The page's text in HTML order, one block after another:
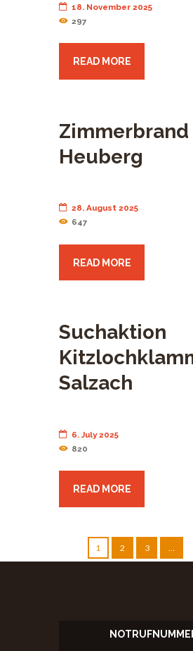
18. November 2025
297
READ MORE
Zimmerbrand
Heuberg
28. August 2025
647
READ MORE
Suchaktion
Salzach
6. July 2025
820
READ MORE
1 2 3 …